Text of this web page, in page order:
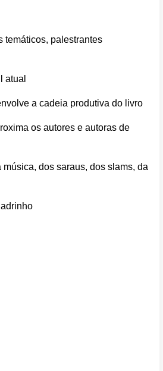
temáticos, palestrantes
atual
a cadeia produtiva do livro
os autores e autoras de
dos saraus, dos slams, da